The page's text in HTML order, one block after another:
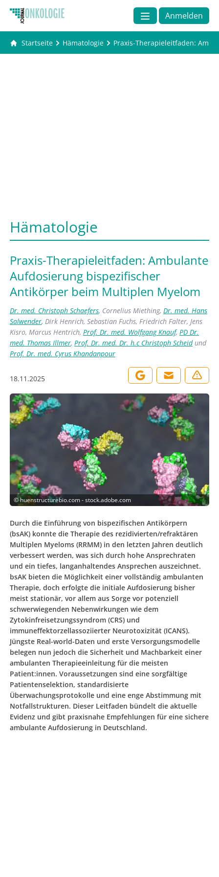
Anmelden
Startseite Hämatologie Praxis-Therapieleitfaden:
Hämatologie
Praxis-Therapieleitfaden: Ambulante
Aufdosierung bispezifischer
Antikörper beim Multiplen Myelom
Dr. med. Christoph Schaefers, Cornelius Miething, Dr. med. Hans
Salwender, Dirk Henrich, Sebastian Fuchs, Friedrich Falter, Jens
Kisro, Marcus Hentrich, Prof. Dr. med. Wolfgang Knauf, PD Dr.
med. Thomas Illmer, Prof. Dr. med. Dr. h.c Christoph Scheidund
Prof. Dr. med. Cyrus Khandanpour
18.11.2025
©huenstructurebio.com - stock.adobe.com
Durch die Einführung von bispezifischen Antikörpern
(bsAK) konnte die Therapie des rezidivierten/refraktären
Multiplen Myeloms (RRMM) in den letzten Jahren deutlich
verbessert werden, was sich durch hohe Ansprechraten
und ein tiefes, langanhaltendes Ansprechen auszeichnet.
bsAK bieten die Möglichkeit einer vollständig ambulanten
Therapie, doch erfolgte die initiale Aufdosierung bisher
meist stationär, vor allem aus Sorge vor potenziell
schwerwiegenden Nebenwirkungen wie dem
Zytokinfreisetzungssyndrom (CRS) und
immuneffektorzellassoziierter Neurotoxizität (ICANS).
Jüngste Real-world-Daten und erste Versorgungsmodelle
belegen nun jedoch die Sicherheit und Machbarkeit einer
ambulanten Therapieeinleitung für die meisten
Patient:innen. Voraussetzungen sind eine sorgfältige
Patientenselektion, standardisierte
Überwachungsprotokolle und eine enge Abstimmung mit
Notfallstrukturen. Dieser Leitfaden bündelt die aktuelle
Evidenz und gibt praxisnahe Empfehlungen für eine sichere
ambulante Aufdosierung in Deutschland.